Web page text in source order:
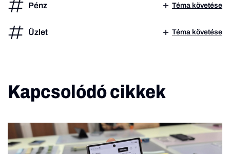
Pénz Téma követése
Üzlet Téma követése
Kapcsolódó cikkek